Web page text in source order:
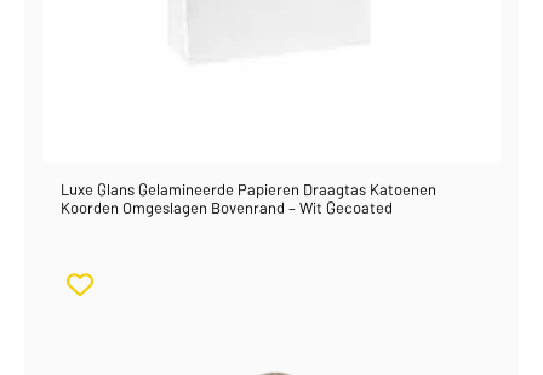
Luxe Glans Gelamineerde Papieren Draagtas Katoenen
Koorden Omgeslagen Bovenrand – Wit Gecoated